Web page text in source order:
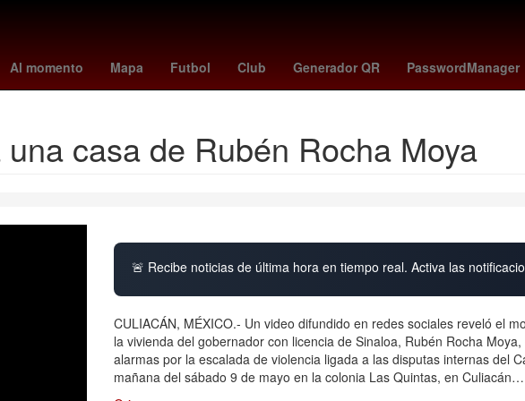
Al momento Mapa Futbol Club Generador QR PasswordManager
periodista celia gómez rico Presupuesto de Egresos de la Federación Nuevo Laredo
casa de Rubén Rocha Moya
🚨 Recibe noticias de última hora en tiempo real. Activa las
CULIACÁN, MÉXICO.- Un video difundido en redes sociales reveló el
la vivienda del gobernador con licencia de Sinaloa, Rubén Rocha
alarmas por la escalada de violencia ligada a las disputas internas del
mañana del sábado 9 de mayo en la colonia Las Quintas, en Culiacán…